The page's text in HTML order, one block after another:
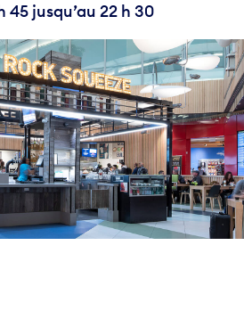
45 jusqu’au 22 h 30